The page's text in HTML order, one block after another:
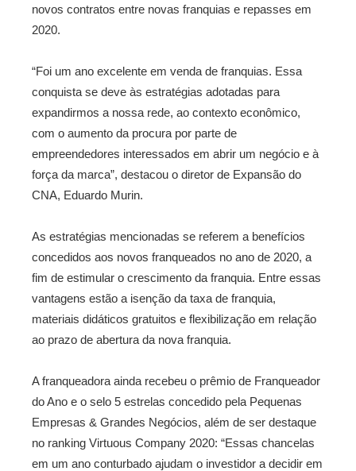
novos contratos entre novas franquias e repasses em
2020.
“Foi um ano excelente em venda de franquias. Essa
conquista se deve às estratégias adotadas para
expandirmos a nossa rede, ao contexto econômico,
com o aumento da procura por parte de
empreendedores interessados em abrir um negócio e à
força da marca”, destacou o diretor de Expansão do
CNA, Eduardo Murin.
As estratégias mencionadas se referem a benefícios
concedidos aos novos franqueados no ano de 2020, a
fim de estimular o crescimento da franquia. Entre essas
vantagens estão a isenção da taxa de franquia,
materiais didáticos gratuitos e flexibilização em relação
ao prazo de abertura da nova franquia.
A franqueadora ainda recebeu o prêmio de Franqueador
do Ano e o selo 5 estrelas concedido pela Pequenas
Empresas & Grandes Negócios, além de ser destaque
no ranking Virtuous Company 2020: “Essas chancelas
em um ano conturbado ajudam o investidor a decidir em